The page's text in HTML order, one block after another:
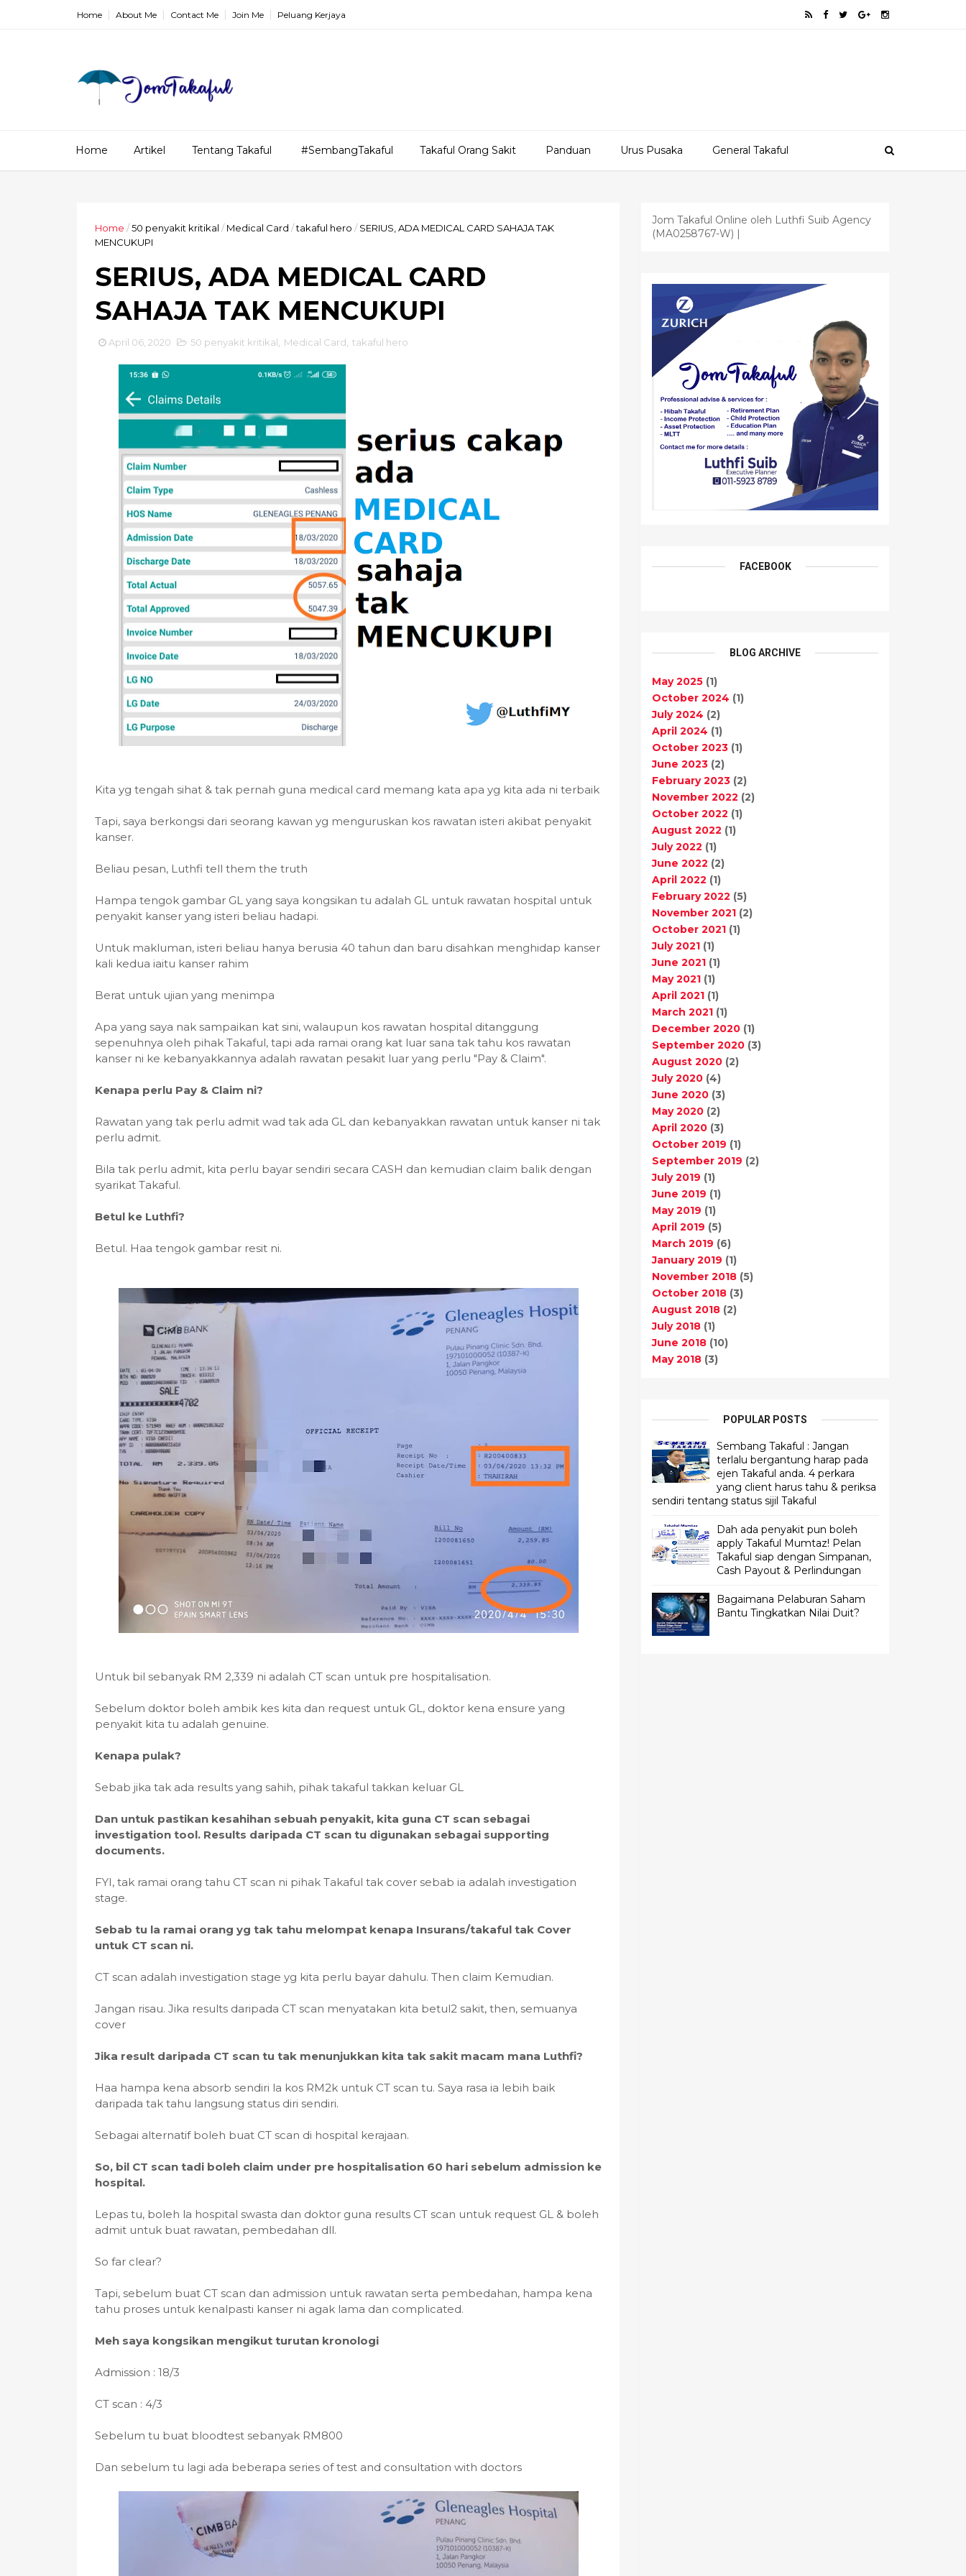
Home About Me Contact Me Join Me Peluang Kerjaya
Home Artikel Tentang Takaful #SembangTakaful Takaful Orang Sakit Panduan Urus Pusaka General Takaful
Home /50 penyakit kritikal / Medical Card /takaful hero / SERIUS, ADA MEDICAL CARD SAHAJA TAK
MENCUKUPI
SERIUS, ADA MEDICAL CARD
SAHAJA TAK MENCUKUPI
April 06, 2020 50 penyakit kritikal Medical Card takaful hero
Kita yg tengah sihat & tak pernah guna medical card memang kata apa yg kita ada ni terbaik
Tapi, saya berkongsi dari seorang kawan yg menguruskan kos rawatan isteri akibat penyakit
kanser.
Beliau pesan, Luthfi tell them the truth
Hampa tengok gambar GL yang saya kongsikan tu adalah GL untuk rawatan hospital untuk
penyakit kanser yang isteri beliau hadapi.
Untuk makluman, isteri beliau hanya berusia 40 tahun dan baru disahkan menghidap kanser
kali kedua iaitu kanser rahim
Berat untuk ujian yang menimpa
Apa yang saya nak sampaikan kat sini, walaupun kos rawatan hospital ditanggung
sepenuhnya oleh pihak Takaful, tapi ada ramai orang kat luar sana tak tahu kos rawatan
kanser ni ke kebanyakkannya adalah rawatan pesakit luar yang perlu "Pay & Claim".
Kenapa perlu Pay & Claim ni?
Rawatan yang tak perlu admit wad tak ada GL dan kebanyakkan rawatan untuk kanser ni tak
perlu admit.
Bila tak perlu admit, kita perlu bayar sendiri secara CASH dan kemudian claim balik dengan
syarikat Takaful.
Betul ke Luthfi?
Betul. Haa tengok gambar resit ni.
Untuk bil sebanyak RM 2,339 ni adalah CT scan untuk pre hospitalisation.
Sebelum doktor boleh ambik kes kita dan request untuk GL, doktor kena ensure yang
penyakit kita tu adalah genuine.
Kenapa pulak?
Sebab jika tak ada results yang sahih, pihak takaful takkan keluar GL
Dan untuk pastikan kesahihan sebuah penyakit, kita guna CT scan sebagai
investigation tool. Results daripada CT scan tu digunakan sebagai supporting
documents.
FYI, tak ramai orang tahu CT scan ni pihak Takaful tak cover sebab ia adalah investigation
stage.
Sebab tu la ramai orang yg tak tahu melompat kenapa Insurans/takaful tak Cover
untuk CT scan ni.
CT scan adalah investigation stage yg kita perlu bayar dahulu. Then claim Kemudian.
Jangan risau. Jika results daripada CT scan menyatakan kita betul2 sakit, then, semuanya
cover
Jika result daripada CT scan tu tak menunjukkan kita tak sakit macam mana Luthfi?
Haa hampa kena absorb sendiri la kos RM2k untuk CT scan tu. Saya rasa ia lebih baik
daripada tak tahu langsung status diri sendiri.
Sebagai alternatif boleh buat CT scan di hospital kerajaan.
So, bil CT scan tadi boleh claim under pre hospitalisation 60 hari sebelum admission ke
hospital.
Lepas tu, boleh la hospital swasta dan doktor guna results CT scan untuk request GL & boleh
admit untuk buat rawatan, pembedahan dll.
So far clear?
Tapi, sebelum buat CT scan dan admission untuk rawatan serta pembedahan, hampa kena
tahu proses untuk kenalpasti kanser ni agak lama dan complicated.
Meh saya kongsikan mengikut turutan kronologi
Admission : 18/3
CT scan : 4/3
Sebelum tu buat bloodtest sebanyak RM800
Dan sebelum tu lagi ada beberapa series of test and consultation with doctors
Jom Takaful Online oleh Luthfi Suib Agency
(MA0258767-W) |
FACEBOOK
BLOG ARCHIVE
May 2025 (1)
October 2024 (1)
July 2024 (2)
April 2024 (1)
October 2023 (1)
June 2023 (2)
February 2023 (2)
November 2022 (2)
October 2022 (1)
August 2022 (1)
July 2022 (1)
June 2022 (2)
April 2022 (1)
February 2022 (5)
November 2021 (2)
October 2021 (1)
July 2021 (1)
June 2021 (1)
May 2021 (1)
April 2021 (1)
March 2021 (1)
December 2020 (1)
September 2020 (3)
August 2020 (2)
July 2020 (4)
June 2020 (3)
May 2020 (2)
April 2020 (3)
October 2019 (1)
September 2019 (2)
July 2019 (1)
June 2019 (1)
May 2019 (1)
April 2019 (5)
March 2019 (6)
January 2019 (1)
November 2018 (5)
October 2018 (3)
August 2018 (2)
July 2018 (1)
June 2018 (10)
May 2018 (3)
POPULAR POSTS
Sembang Takaful : Jangan
terlalu bergantung harap pada
ejen Takaful anda. 4 perkara
yang client harus tahu & periksa
sendiri tentang status sijil Takaful
Dah ada penyakit pun boleh
apply Takaful Mumtaz! Pelan
Takaful siap dengan Simpanan,
Cash Payout & Perlindungan
Bagaimana Pelaburan Saham
Bantu Tingkatkan Nilai Duit?